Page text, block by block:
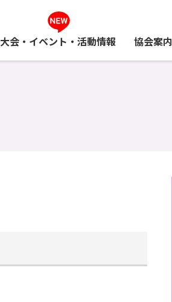
大会・イベント・活動情報 協会案内